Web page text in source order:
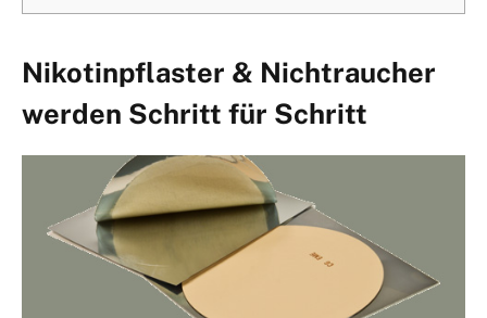
Nikotinpflaster & Nichtraucher
werden Schritt für Schritt